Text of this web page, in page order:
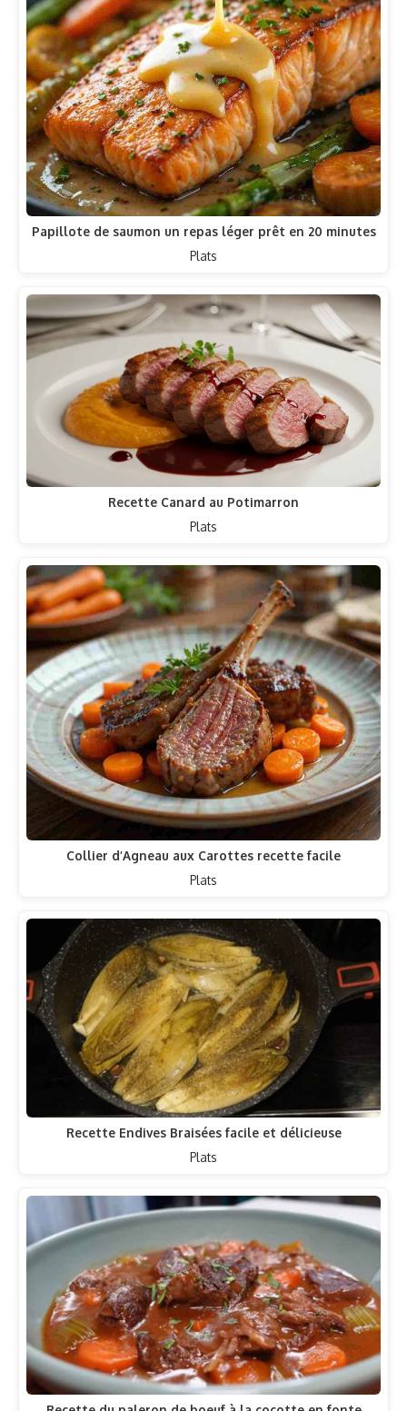
Papillote de saumon un repas léger prêt en 20 minutes
Plats
Recette Canard au Potimarron
Plats
Collier d’Agneau aux Carottes recette facile
Plats
Recette Endives Braisées facile et délicieuse
Plats